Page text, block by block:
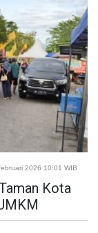
2026 10:01 WIB
Kota